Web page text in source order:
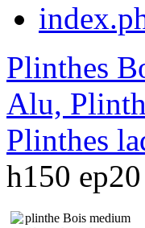
Plinthes
Alu,
Plinthes
h150